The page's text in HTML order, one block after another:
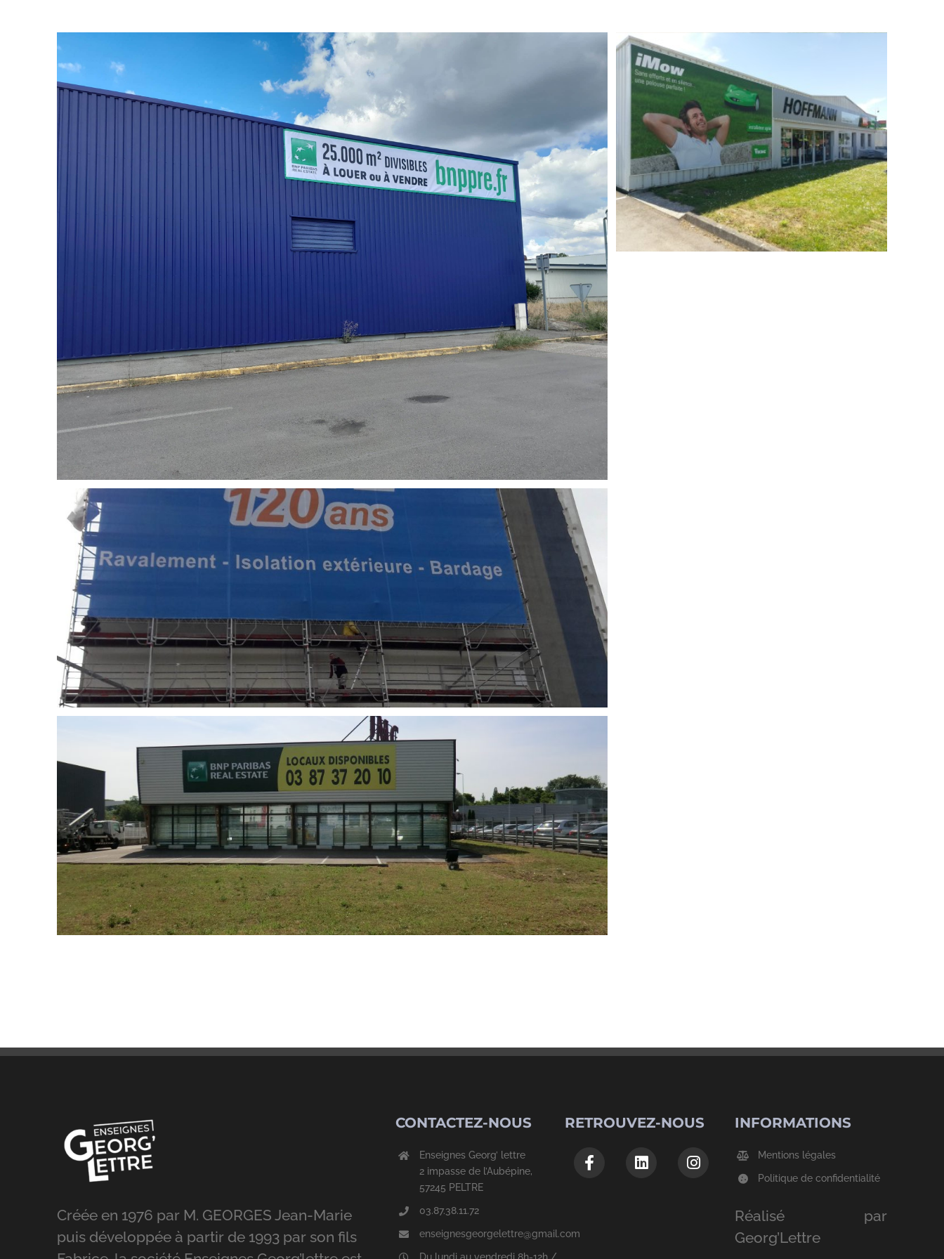
Créée en 1976 par M. GEORGES Jean-Marie
puis développée à partir de 1993 par son fils
CONTACTEZ-NOUS
Enseignes Georg’ lettre
2 impasse de l’Aubépine,
57245 PELTRE
03.87.38.11.72
enseignesgeorgelettre@gmail.com
Du lundi au vendredi 8h-12h /
RETROUVEZ-NOUS INFORMATIONS
Mentions légales
Politique de confidentialité
Réalisé par
Georg’Lettre